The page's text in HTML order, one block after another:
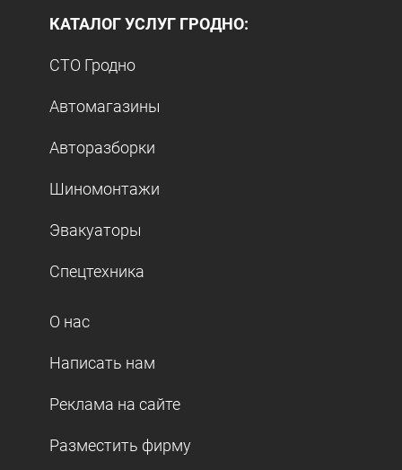
КАТАЛОГ УСЛУГ ГРОДНО:
СТО Гродно
Автомагазины
Авторазборки
Шиномонтажи
Эвакуаторы
Спецтехника
О нас
Написать нам
Реклама на сайте
Разместить фирму